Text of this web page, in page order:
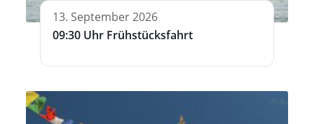
13. September 2026
09:30 Uhr Frühstücksfahrt